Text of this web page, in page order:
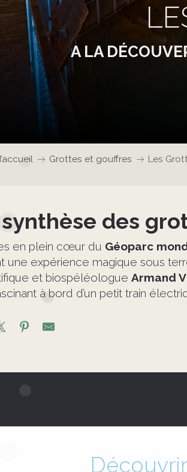
A LA
Grottes et gouffres Les
des
en plein cœur du Géoparc
une expérience magique sous
et biospéléologue Armand
à bord d’un petit train